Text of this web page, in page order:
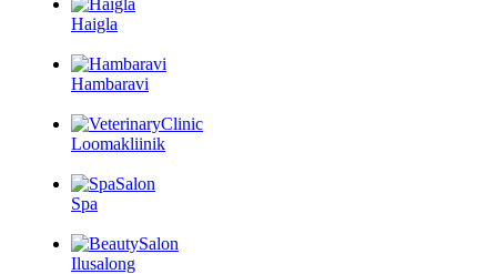
Haigla
Hambaravi
Loomakliinik
Spa
Ilusalong